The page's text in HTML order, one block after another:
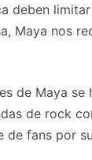
deben
Maya nos
de Maya
de rock
de fans por